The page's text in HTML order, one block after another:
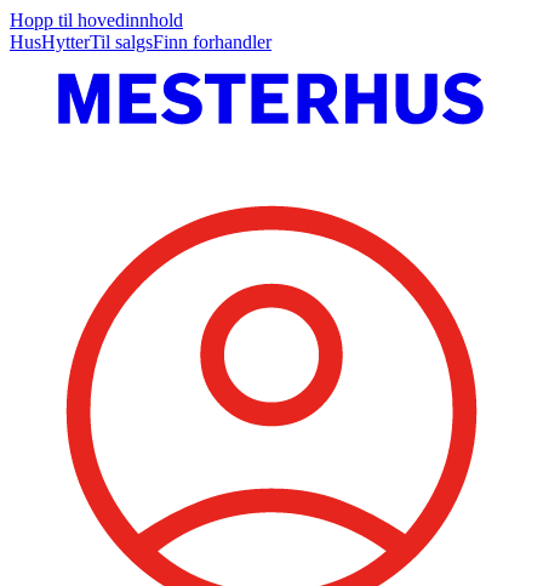
Hopp til hovedinnhold
HusHytterTil salgsFinn forhandler